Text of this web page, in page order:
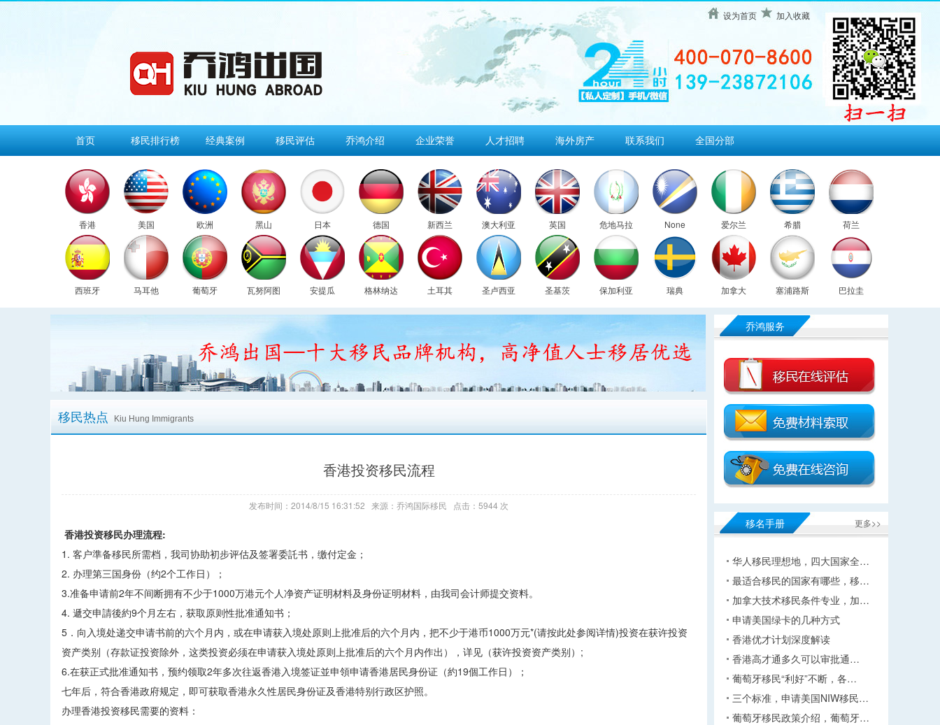
设为首页 加入收藏
首页 移民排行榜 经典案例 移民评估 乔鸿介绍 企业荣誉 人才招聘 海外房产 联系我们 全国分部
香港 美国 欧洲 黑山 日本 德国 新西兰 澳大利亚 英国 危地马拉 None 爱尔兰 希腊 荷兰
西班牙 马耳他 葡萄牙 瓦努阿图 安提瓜 格林纳达 土耳其 圣卢西亚 圣基茨 保加利亚 瑞典 加拿大 塞浦路斯 巴拉圭
移民热点 Kiu Hung Immigrants
香港投资移民流程
发布时间：2014/8/15 16:31:52 来源：乔鸿国际移民 点击：5944 次
香港投资移民办理流程:
1. 客户準备移民所需档，我司协助初步评估及签署委託书，缴付定金；
2. 办理第三国身份（约2个工作日）；
3.准备申请前2年不间断拥有不少于1000万港元个人净资产证明材料及身份证明材料，由我司会计师提交资料。
4. 遞交申請後約9个月左右，获取原则性批准通知书；
5．向入境处递交申请书前的六个月内，或在申请获入境处原则上批准后的六个月内，把不少于港币1000万元*(请按此处参阅详情)投资在获许投资
资产类别（存款证投资除外，这类投资必须在申请获入境处原则上批准后的六个月内作出），详见（获许投资资产类别）;
6.在获正式批准通知书，预约领取2年多次往返香港入境签证並申領申请香港居民身份证（約19個工作日）；
七年后，符合香港政府规定，即可获取香港永久性居民身份证及香港特别行政区护照。
办理香港投资移民需要的资料：
乔鸿服务
更多>>
移名手册
华人移民理想地，四大国家全…
最适合移民的国家有哪些，移…
加拿大技术移民条件专业，加…
申请美国绿卡的几种方式
香港优才计划深度解读
香港高才通多久可以审批通…
葡萄牙移民“利好”不断，各…
三个标准，申请美国NIW移民…
葡萄牙移民政策介绍，葡萄牙…